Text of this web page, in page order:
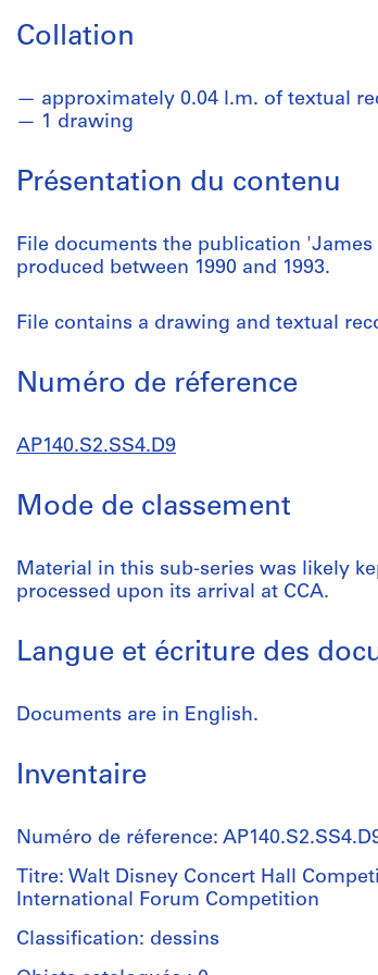
Collation
approximately 0.04 l.m. of textual
1 drawing
Présentation du contenu
File documents the publication
produced between 1990 and 1993.
File contains a drawing and textual
Numéro de réference
AP140.S2.SS4.D9
Mode de classement
Material in this sub-series was likely
processed upon its arrival at CCA.
Langue et écriture des
Documents are in English.
Inventaire
Numéro de réference:
Titre: Walt Disney Concert Hall
International Forum Competition
Classification: dessins